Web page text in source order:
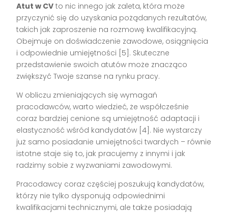
Atut w CV to nic innego jak zaleta, która może
przyczynić się do uzyskania pożądanych rezultatów,
takich jak zaproszenie na rozmowę kwalifikacyjną.
Obejmuje on doświadczenie zawodowe, osiągnięcia
i odpowiednie umiejętności [5]. Skuteczne
przedstawienie swoich atutów może znacząco
zwiększyć Twoje szanse na rynku pracy.
W obliczu zmieniających się wymagań
pracodawców, warto wiedzieć, że współcześnie
coraz bardziej cenione są umiejętność adaptacji i
elastyczność wśród kandydatów [4]. Nie wystarczy
już samo posiadanie umiejętności twardych – równie
istotne staje się to, jak pracujemy z innymi i jak
radzimy sobie z wyzwaniami zawodowymi.
Pracodawcy coraz częściej poszukują kandydatów,
którzy nie tylko dysponują odpowiednimi
kwalifikacjami technicznymi, ale także posiadają